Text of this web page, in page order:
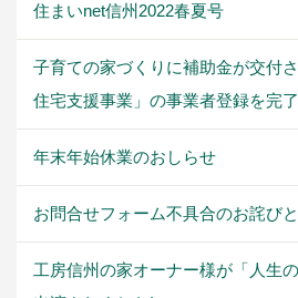
住まいnet信州2022春夏号
子育ての家づくりに補助金が交付
住宅支援事業」の事業者登録を完了
年末年始休業のおしらせ
お問合せフォーム不具合のお詫び
工房信州の家オーナー様が「人生